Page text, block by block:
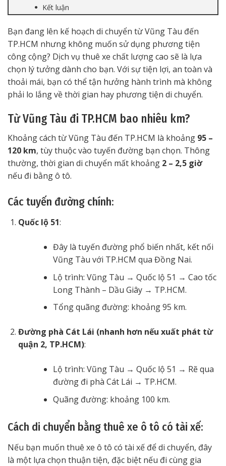
Kết luận
Bạn đang lên kế hoạch di chuyển từ Vũng Tàu đến
TP.HCM nhưng không muốn sử dụng phương tiện
công cộng? Dịch vụ thuê xe chất lượng cao sẽ là lựa
chọn lý tưởng dành cho bạn. Với sự tiện lợi, an toàn và
thoải mái, bạn có thể tận hưởng hành trình mà không
phải lo lắng về thời gian hay phương tiện di chuyển.
Từ Vũng Tàu đi TP.HCM bao nhiêu km?
Khoảng cách từ Vũng Tàu đến TP.HCM là khoảng 95 –
120 km, tùy thuộc vào tuyến đường bạn chọn. Thông
thường, thời gian di chuyển mất khoảng 2 – 2,5 giờ
nếu đi bằng ô tô.
Các tuyến đường chính:
Quốc lộ 51:
Đây là tuyến đường phổ biến nhất, kết nối
Vũng Tàu với TP.HCM qua Đồng Nai.
Lộ trình: Vũng Tàu → Quốc lộ 51 → Cao tốc
Long Thành – Dầu Giây → TP.HCM.
Tổng quãng đường: khoảng 95 km.
Đường phà Cát Lái (nhanh hơn nếu xuất phát từ
quận 2, TP.HCM):
Lộ trình: Vũng Tàu → Quốc lộ 51 → Rẽ qua
đường đi phà Cát Lái → TP.HCM.
Quãng đường: khoảng 100 km.
Cách di chuyển bằng thuê xe ô tô có tài xế:
Nếu bạn muốn thuê xe ô tô có tài xế để di chuyển, đây
là một lựa chọn thuận tiện, đặc biệt nếu đi cùng gia